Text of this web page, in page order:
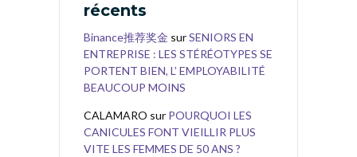
récents
Binance推荐奖金 surSENIORS EN
ENTREPRISE : LES STÉRÉOTYPES SE
PORTENT BIEN, L’ EMPLOYABILITÉ
BEAUCOUP MOINS
CALAMARO sur POURQUOI LES
CANICULES FONT VIEILLIR PLUS
VITE LES FEMMES DE 50 ANS ?